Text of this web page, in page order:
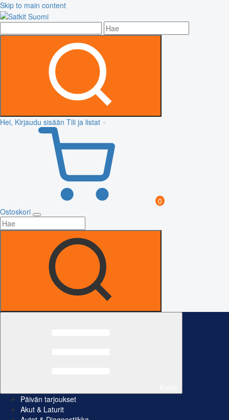
Skip to main content
Hei, Kirjaudu sisään Tili ja listat
0
Ostoskori
Päivän tarjoukset
Akut & Laturit